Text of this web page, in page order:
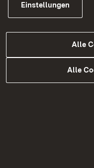
Einstellungen
Alle
Alle